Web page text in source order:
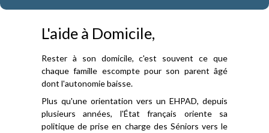
L'aide à Domicile,
Rester à son domicile, c'est souvent ce que
chaque famille escompte pour son parent âgé
dont l'autonomie baisse.
Plus qu'une orientation vers un EHPAD, depuis
plusieurs années, l'État français oriente sa
politique de prise en charge des Séniors vers le